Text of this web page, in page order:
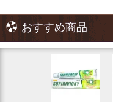
おすすめ商品